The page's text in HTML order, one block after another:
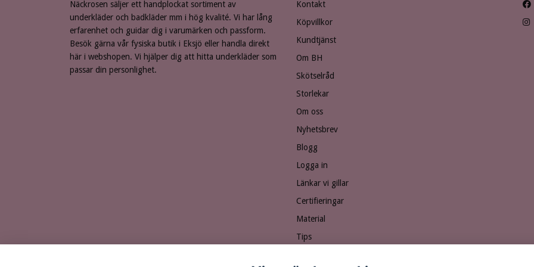
Näckrosen säljer ett handplockat sortiment av
underkläder och badkläder mm i hög kvalité. Vi har lång
erfarenhet och guidar dig i varumärken och passform.
Besök gärna vår fysiska butik i Eksjö eller handla direkt
här i webshopen. Vi hjälper dig att hitta underkläder som
passar din personlighet.
Kontakt
Köpvillkor
Kundtjänst
Om BH
Skötselråd
Storlekar
Om oss
Nyhetsbrev
Blogg
Logga in
Länkar vi gillar
Certifieringar
Material
Tips